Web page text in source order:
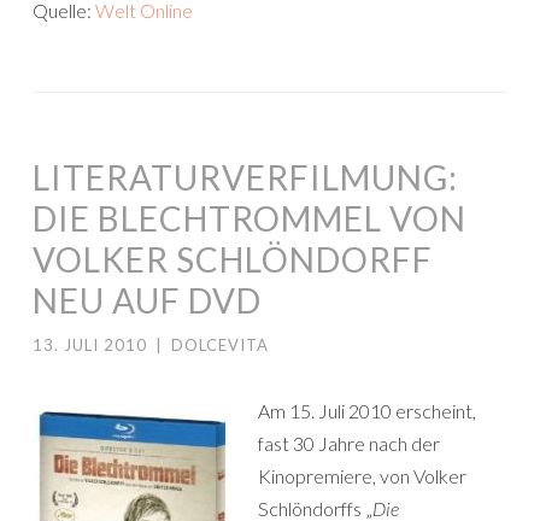
Quelle: Welt Online
LITERATURVERFILMUNG:
DIE BLECHTROMMEL VON
VOLKER SCHLÖNDORFF
NEU AUF DVD
13. JULI 2010 DOLCEVITA
Am 15. Juli 2010 erscheint,
fast 30 Jahre nach der
Kinopremiere, von Volker
Schlöndorffs „Die